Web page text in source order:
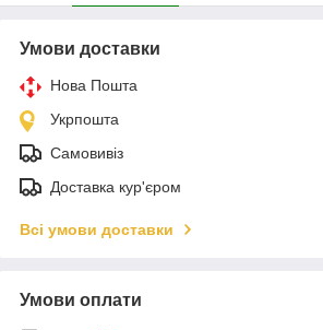
Умови доставки
Нова Пошта
Укрпошта
Самовивіз
Доставка кур'єром
Всі умови доставки
Умови оплати